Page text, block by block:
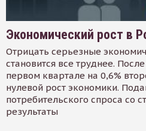
Экономический рост в
Отрицать серьезные
становится все труднее.
первом квартале на 0,6%
нулевой рост экономики.
потребительского спроса со
результаты